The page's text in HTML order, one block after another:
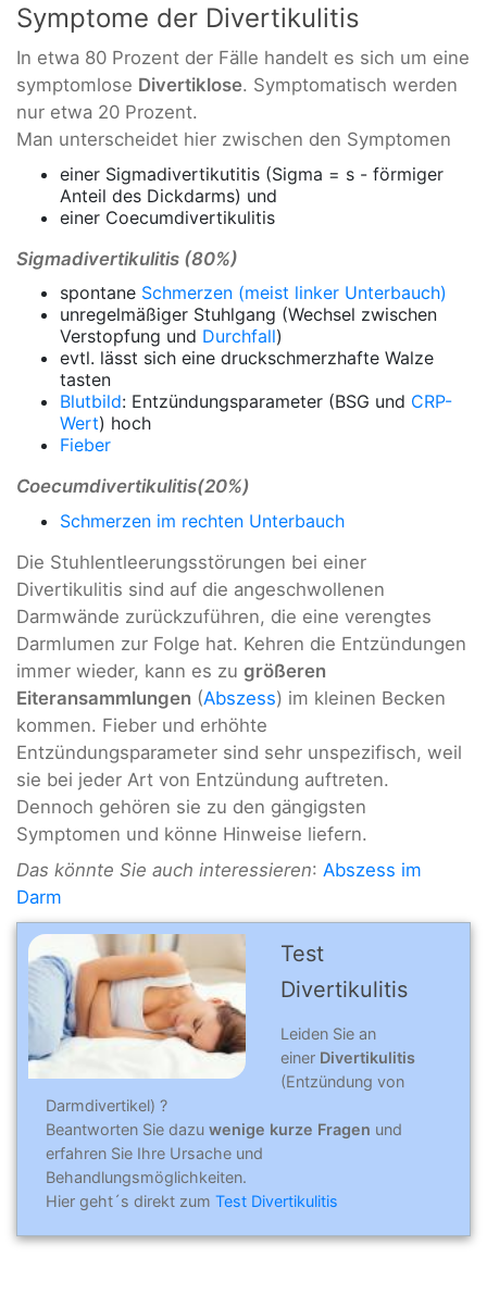
Symptome der Divertikulitis
In etwa 80 Prozent der Fälle handelt es sich um eine
symptomlose Divertiklose. Symptomatisch werden
nur etwa 20 Prozent.
Man unterscheidet hier zwischen den Symptomen
einer Sigmadivertikutitis (Sigma = s - förmiger
Anteil des Dickdarms) und
einer Coecumdivertikulitis
Sigmadivertikulitis (80%)
spontane Schmerzen (meist linker Unterbauch)
unregelmäßiger Stuhlgang (Wechsel zwischen
Verstopfung und Durchfall)
evtl. lässt sich eine druckschmerzhafte Walze
tasten
Blutbild: Entzündungsparameter (BSG und CRP-
Wert) hoch
Fieber
Coecumdivertikulitis(20%)
Schmerzen im rechten Unterbauch
Die Stuhlentleerungsstörungen bei einer
Divertikulitis sind auf die angeschwollenen
Darmwände zurückzuführen, die eine verengtes
Darmlumen zur Folge hat. Kehren die Entzündungen
immer wieder, kann es zu größeren
Eiteransammlungen (Abszess) im kleinen Becken
kommen. Fieber und erhöhte
Entzündungsparameter sind sehr unspezifisch, weil
sie bei jeder Art von Entzündung auftreten.
Dennoch gehören sie zu den gängigsten
Symptomen und könne Hinweise liefern.
Das könnte Sie auch interessieren: Abszess im
Darm
Test
Divertikulitis
Leiden Sie an
einer Divertikulitis
(Entzündung von
Darmdivertikel) ?
Beantworten Sie dazu wenige kurze Fragen und
erfahren Sie Ihre Ursache und
Behandlungsmöglichkeiten.
Hier geht´s direkt zum Test Divertikulitis